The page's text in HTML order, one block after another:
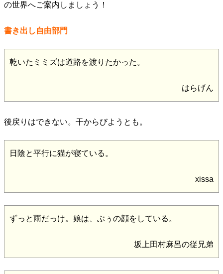
の世界へご案内しましょう！
書き出し自由部門
乾いたミミズは道路を渡りたかった。
はらげん
後戻りはできない。干からびようとも。
日陰と平行に猫が寝ている。
xissa
ずっと雨だっけ。娘は、ぶぅの顔をしている。
坂上田村麻呂の従兄弟